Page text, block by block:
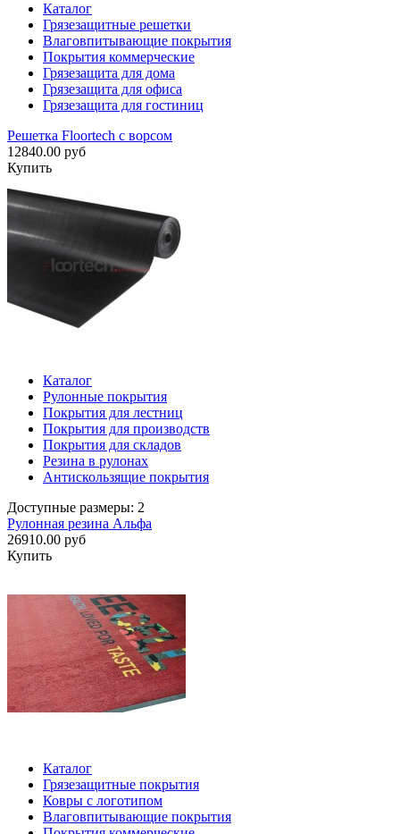
Каталог
Грязезащитные решетки
Влаговпитывающие покрытия
Покрытия коммерческие
Грязезащита для дома
Грязезащита для офиса
Грязезащита для гостиниц
Решетка Floortech с ворсом
12840.00 руб
Купить
Каталог
Рулонные покрытия
Покрытия для лестниц
Покрытия для производств
Покрытия для складов
Резина в рулонах
Антискользящие покрытия
Доступные размеры: 2
Рулонная резина Альфа
26910.00 руб
Купить
Каталог
Грязезащитные покрытия
Ковры с логотипом
Влаговпитывающие покрытия